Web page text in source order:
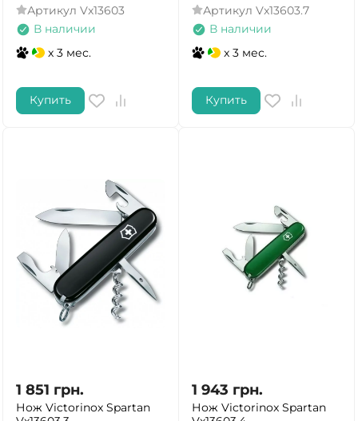
Артикул Vx13603
В наличии
x 3 мес.
Купить
Артикул Vx13603.7
В наличии
x 3 мес.
Купить
1 851 грн.
Нож Victorinox Spartan
1 943 грн.
Нож Victorinox Spartan